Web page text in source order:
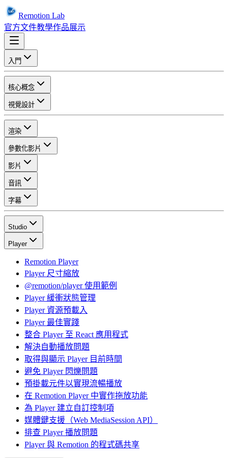
Remotion Lab
官方文件教學作品展示
入門
核心概念
視覺設計
渲染
參數化影片
影片
音訊
字幕
Studio
Player
Remotion Player
Player 尺寸縮放
@remotion/player 使用範例
Player 緩衝狀態管理
Player 資源預載入
Player 最佳實踐
整合 Player 至 React 應用程式
解決自動播放問題
取得與顯示 Player 目前時間
避免 Player 閃爍問題
預掛載元件以實現流暢播放
在 Remotion Player 中實作拖放功能
為 Player 建立自訂控制項
媒體鍵支援（Web MediaSession API）
排查 Player 播放問題
Player 與 Remotion 的程式碼共享